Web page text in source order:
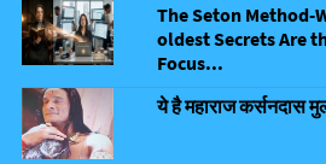
The Seton Method-
oldest Secrets Are
Focus...
ये है महाराज कर्सनदास